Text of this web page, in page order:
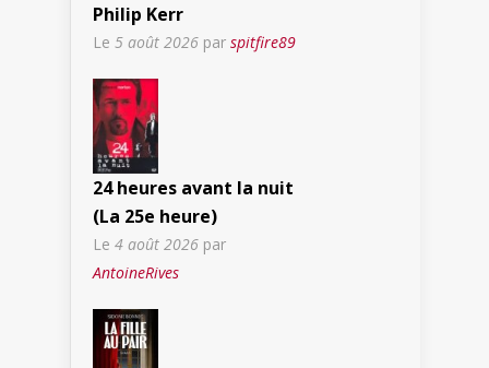
Philip Kerr
Le 5 août 2026 par spitfire89
24 heures avant la nuit
(La 25e heure)
Le 4 août 2026 par
AntoineRives